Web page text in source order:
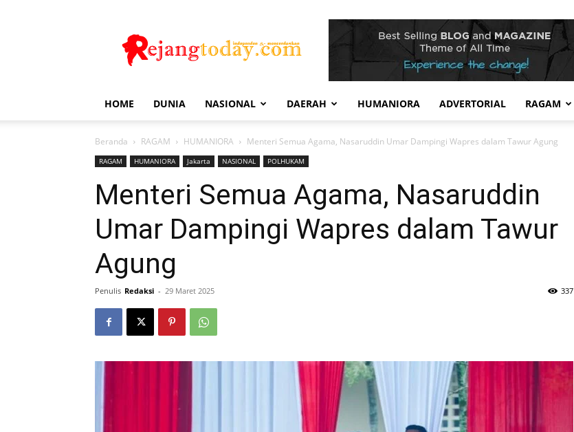
Today
HOME DUNIA NASIONAL DAERAH HUMANIORA ADVERTORIAL RAGAM
Beranda RAGAM HUMANIORA Menteri Semua Agama, Nasaruddin Umar Dampingi Wapres dalam Tawur Agung
RAGAM HUMANIORA Jakarta NASIONAL POLHUKAM
Menteri Semua Agama, Nasaruddin
Umar Dampingi Wapres dalam Tawur
Agung
Penulis Redaksi - 29 Maret 2025 337